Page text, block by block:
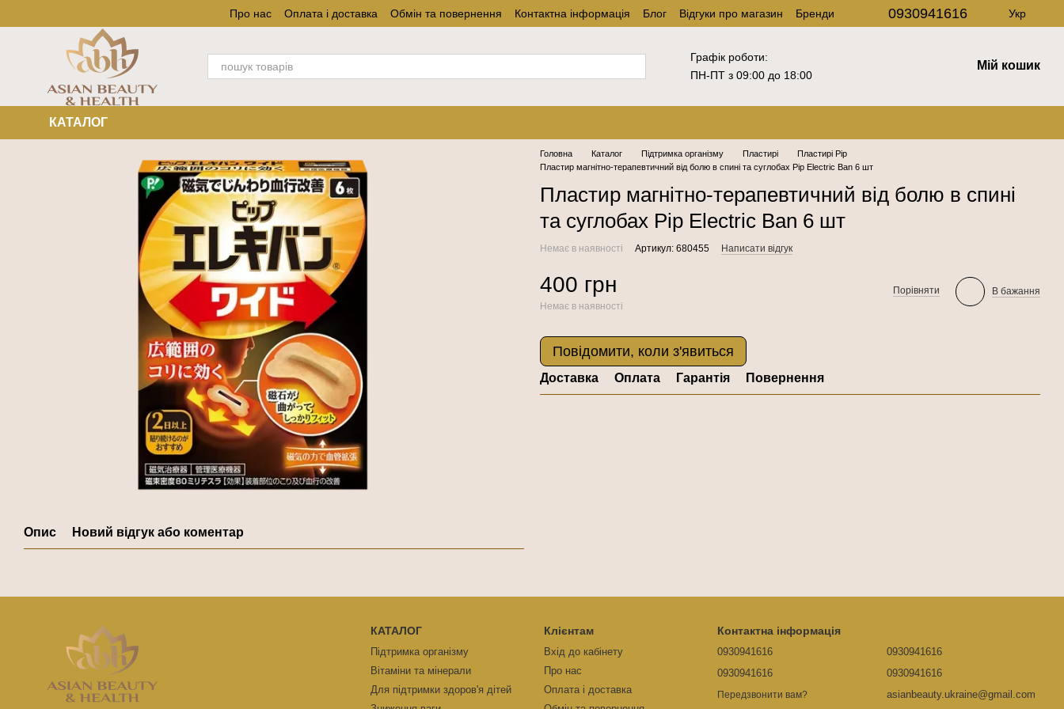
Про нас Оплата і доставка Обмін та повернення Контактна інформація Блог Відгуки про магазин Бренди 0930941616 Укр
Графік роботи:
ПН-ПТ з 09:00 до 18:00
Мій кошик
КАТАЛОГ
Опис Новий відгук або коментар
Головна Каталог Підтримка організму Пластирі
Пластирі Pip
Пластир магнітно-терапевтичний від болю в спині та суглобах Pip Electric Ban 6 шт
Пластир магнітно-терапевтичний від болю в спині
та суглобах Pip Electric Ban 6 шт
Немає в наявності Артикул: 680455 Написати відгук
400 грн
Немає в наявності
Порівняти В бажання
Повідомити, коли з'явиться
Доставка Оплата Гарантія Повернення
КАТАЛОГ
Підтримка організму
Вітаміни та мінерали
Для підтримки здоров'я дітей
Клієнтам
Вхід до кабінету
Про нас
Оплата і доставка
Контактна інформація
0930941616
0930941616
Передзвонити вам?
0930941616
0930941616
asianbeauty.ukraine@gmail.com